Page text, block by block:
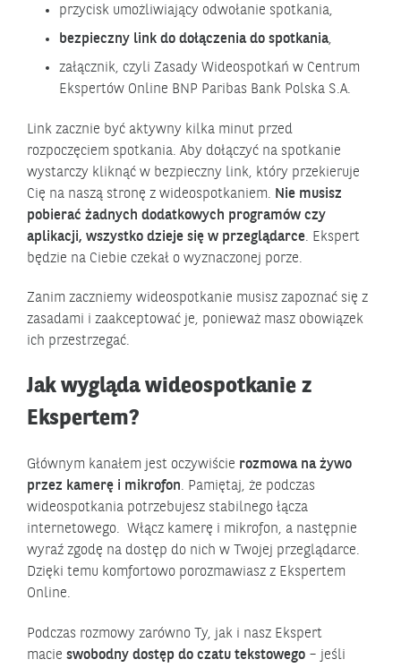
przycisk umożliwiający odwołanie spotkania,
bezpieczny link do dołączenia do spotkania,
załącznik, czyli Zasady Wideospotkań w Centrum
Ekspertów Online BNP Paribas Bank Polska S.A.
Link zacznie być aktywny kilka minut przed
rozpoczęciem spotkania. Aby dołączyć na spotkanie
wystarczy kliknąć w bezpieczny link, który przekieruje
Cię na naszą stronę z wideospotkaniem. Nie musisz
pobierać żadnych dodatkowych programów czy
aplikacji, wszystko dzieje się w przeglądarce. Ekspert
będzie na Ciebie czekał o wyznaczonej porze.
Zanim zaczniemy wideospotkanie musisz zapoznać się z
zasadami i zaakceptować je, ponieważ masz obowiązek
ich przestrzegać.
Jak wygląda wideospotkanie z
Ekspertem?
Głównym kanałem jest oczywiście rozmowa na żywo
przez kamerę i mikrofon. Pamiętaj, że podczas
wideospotkania potrzebujesz stabilnego łącza
internetowego. Włącz kamerę i mikrofon, a następnie
wyraź zgodę na dostęp do nich w Twojej przeglądarce.
Dzięki temu komfortowo porozmawiasz z Ekspertem
Online.
Podczas rozmowy zarówno Ty, jak i nasz Ekspert
macie swobodny dostęp do czatu tekstowego – jeśli